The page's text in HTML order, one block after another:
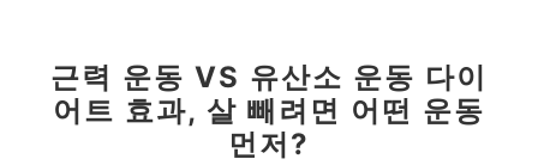
근력 운동 VS 유산소 운동 다이
어트 효과, 살 빼려면 어떤 운동
먼저?